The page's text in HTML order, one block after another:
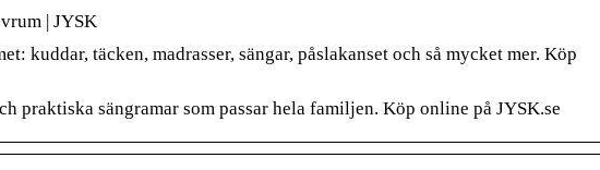
| JYSK
kuddar, täcken, madrasser, sängar, påslakanset och så mycket mer. Köp
praktiska sängramar som passar hela familjen. Köp online på JYSK.se